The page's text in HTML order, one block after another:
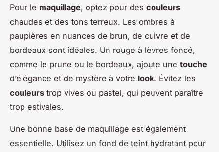
Pour le maquillage, optez pour des couleurs
chaudes et des tons terreux. Les ombres à
paupières en nuances de brun, de cuivre et de
bordeaux sont idéales. Un rouge à lèvres foncé,
comme le prune ou le bordeaux, ajoute une touche
d’élégance et de mystère à votre look. Évitez les
couleurs trop vives ou pastel, qui peuvent paraître
trop estivales.
Une bonne base de maquillage est également
essentielle. Utilisez un fond de teint hydratant pour